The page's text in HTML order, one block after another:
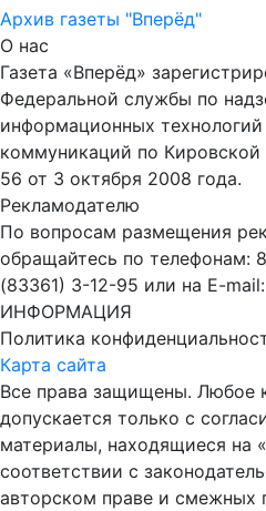
Архив газеты "Вперёд"
О нас
Газета «Вперёд»
Федеральной службы по
информационных
коммуникаций по
56 от 3 октября 2008 года.
Рекламодателю
По вопросам размещения
обращайтесь по телефонам:
(83361) 3-12-95 или на E-
ИНФОРМАЦИЯ
Политика
Карта сайта
Все права защищены. Любое
допускается только с
материалы, находящиеся на
соответствии с
авторском праве и смежных